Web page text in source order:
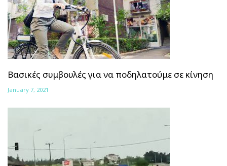
Βασικές συμβουλές για να ποδηλατούμε σε κίνηση
January 7, 2021